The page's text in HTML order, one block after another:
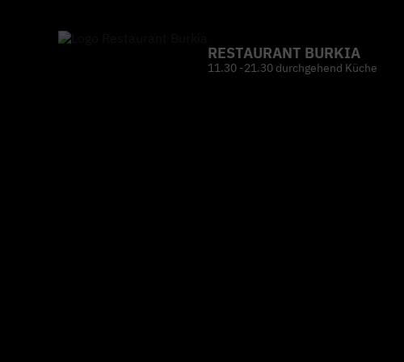
RESTAURANT BURKIA
11.30 -21.30 durchgehend Küche